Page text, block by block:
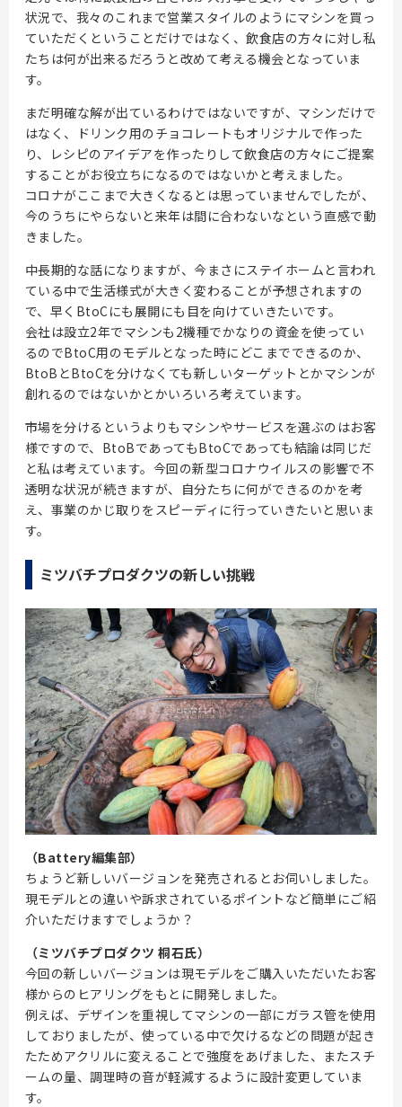
状況で、我々のこれまで営業スタイルのようにマシンを買っ
ていただくということだけではなく、飲食店の方々に対し私
たちは何が出来るだろうと改めて考える機会となっていま
す。
まだ明確な解が出ているわけではないですが、マシンだけで
はなく、ドリンク用のチョコレートもオリジナルで作った
り、レシピのアイデアを作ったりして飲食店の方々にご提案
することがお役立ちになるのではないかと考えました。
コロナがここまで大きくなるとは思っていませんでしたが、
今のうちにやらないと来年は間に合わないなという直感で動
きました。
中長期的な話になりますが、今まさにステイホームと言われ
ている中で生活様式が大きく変わることが予想されますの
で、早くBtoCにも展開にも目を向けていきたいです。
会社は設立2年でマシンも2機種でかなりの資金を使ってい
るのでBtoC用のモデルとなった時にどこまでできるのか、
BtoBとBtoCを分けなくても新しいターゲットとかマシンが
創れるのではないかとかいろいろ考えています。
市場を分けるというよりもマシンやサービスを選ぶのはお客
様ですので、BtoBであってもBtoCであっても結論は同じだ
と私は考えています。今回の新型コロナウイルスの影響で不
透明な状況が続きますが、自分たちに何ができるのかを考
え、事業のかじ取りをスピーディに行っていきたいと思いま
す。
ミツバチプロダクツの新しい挑戦
（Battery編集部）
ちょうど新しいバージョンを発売されるとお伺いしました。
現モデルとの違いや訴求されているポイントなど簡単にご紹
介いただけますでしょうか？
（ミツバチプロダクツ 桐石氏）
今回の新しいバージョンは現モデルをご購入いただいたお客
様からのヒアリングをもとに開発しました。
例えば、デザインを重視してマシンの一部にガラス管を使用
しておりましたが、使っている中で欠けるなどの問題が起き
たためアクリルに変えることで強度をあげました、またスチ
ームの量、調理時の音が軽減するように設計変更していま
す。